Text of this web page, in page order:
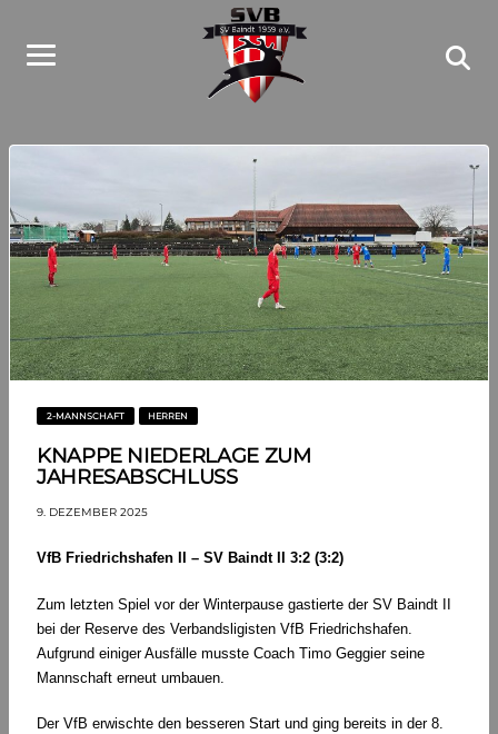
2-MANNSCHAFT HERREN
KNAPPE NIEDERLAGE ZUM
JAHRESABSCHLUSS
9. DEZEMBER 2025
VfB Friedrichshafen II – SV Baindt II 3:2 (3:2)
Zum letzten Spiel vor der Winterpause gastierte der SV Baindt II
bei der Reserve des Verbandsligisten VfB Friedrichshafen.
Aufgrund einiger Ausfälle musste Coach Timo Geggier seine
Mannschaft erneut umbauen.
Der VfB erwischte den besseren Start und ging bereits in der 8.